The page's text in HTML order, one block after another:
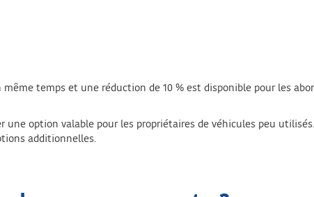
temps et une réduction de 10 % est disponible pour les
option valable pour les propriétaires de véhicules peu
additionnelles.